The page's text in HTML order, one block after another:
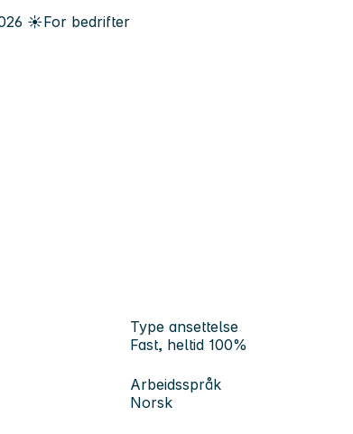
☀️For bedrifter
Type ansettelse
Fast, heltid 100%
Arbeidsspråk
Norsk